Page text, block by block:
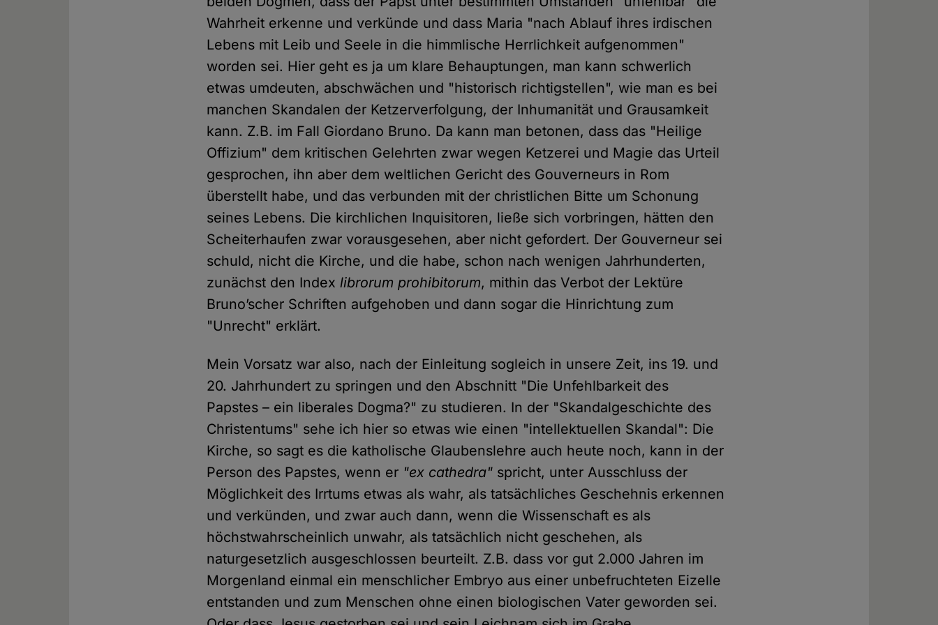
Wahrheit erkenne und verkünde und dass Maria "nach Ablauf ihres irdischen
Lebens mit Leib und Seele in die himmlische Herrlichkeit aufgenommen"
worden sei. Hier geht es ja um klare Behauptungen, man kann schwerlich
etwas umdeuten, abschwächen und "historisch richtigstellen", wie man es bei
manchen Skandalen der Ketzerverfolgung, der Inhumanität und Grausamkeit
kann. Z.B. im Fall Giordano Bruno. Da kann man betonen, dass das "Heilige
Offizium" dem kritischen Gelehrten zwar wegen Ketzerei und Magie das Urteil
gesprochen, ihn aber dem weltlichen Gericht des Gouverneurs in Rom
überstellt habe, und das verbunden mit der christlichen Bitte um Schonung
seines Lebens. Die kirchlichen Inquisitoren, ließe sich vorbringen, hätten den
Scheiterhaufen zwar vorausgesehen, aber nicht gefordert. Der Gouverneur sei
schuld, nicht die Kirche, und die habe, schon nach wenigen Jahrhunderten,
zunächst den Indexlibrorum prohibitorum, mithin das Verbot der Lektüre
Bruno’scher Schriften aufgehoben und dann sogar die Hinrichtung zum
"Unrecht" erklärt.
Mein Vorsatz war also, nach der Einleitung sogleich in unsere Zeit, ins 19. und
20. Jahrhundert zu springen und den Abschnitt "Die Unfehlbarkeit des
Papstes – ein liberales Dogma?" zu studieren. In der "Skandalgeschichte des
Christentums" sehe ich hier so etwas wie einen "intellektuellen Skandal": Die
Kirche, so sagt es die katholische Glaubenslehre auch heute noch, kann in der
Person des Papstes, wenn er "ex cathedra" spricht, unter Ausschluss der
Möglichkeit des Irrtums etwas als wahr, als tatsächliches Geschehnis erkennen
und verkünden, und zwar auch dann, wenn die Wissenschaft es als
höchstwahrscheinlich unwahr, als tatsächlich nicht geschehen, als
naturgesetzlich ausgeschlossen beurteilt. Z.B. dass vor gut 2.000 Jahren im
Morgenland einmal ein menschlicher Embryo aus einer unbefruchteten Eizelle
entstanden und zum Menschen ohne einen biologischen Vater geworden sei.